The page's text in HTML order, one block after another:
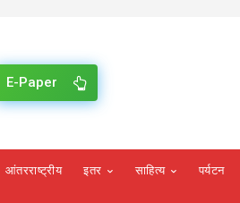
E-Paper
आंतरराष्ट्रीय इतर साहित्य पर्यटन